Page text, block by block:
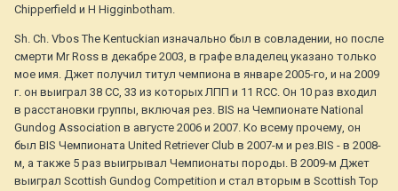
Chipperfield и H Higginbotham.
Sh. Ch. Vbos The Kentuckian изначально был в совладении, но после
смерти Mr Ross в декабре 2003, в графе владелец указано только
мое имя. Джет получил титул чемпиона в январе 2005-го, и на 2009
г. он выиграл 38 СС, 33 из которых ЛПП и 11 RCC. Он 10 раз входил
в расстановки группы, включая рез. BIS на Чемпионате National
Gundog Association в августе 2006 и 2007. Ко всему прочему, он
был BIS Чемпионата United Retriever Club в 2007-м и рез.BIS - в 2008-
м, а также 5 раз выигрывал Чемпионаты породы. В 2009-м Джет
выиграл Scottish Gundog Competition и стал вторым в Scottish Top